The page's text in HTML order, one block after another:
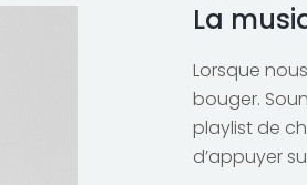
La
Lorsque
bouger.
playlist de
d’appuyer